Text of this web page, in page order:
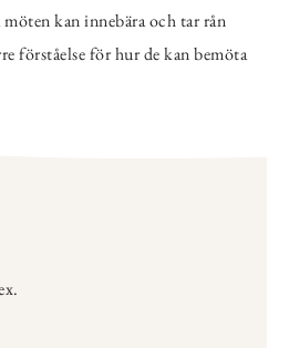
kan innebära och tar rån
förståelse för hur de kan bemöta